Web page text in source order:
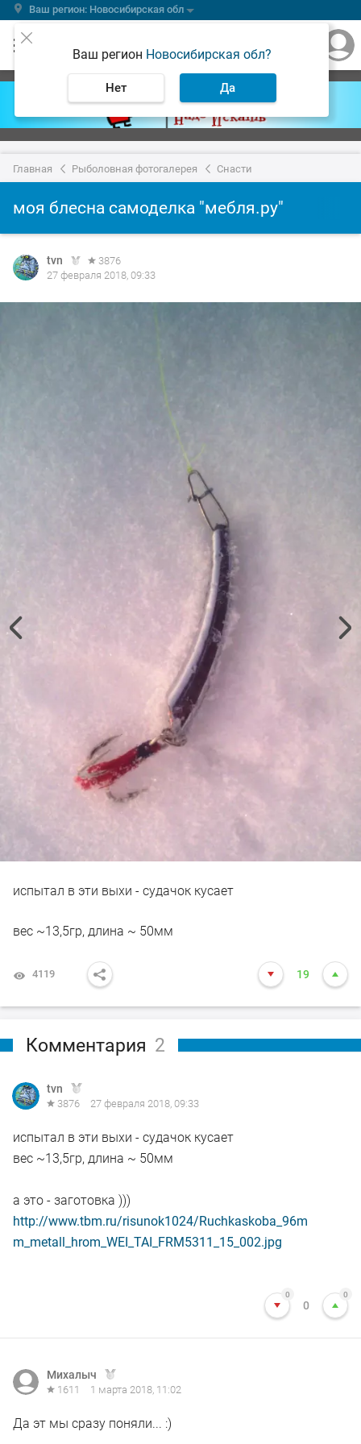
Ваш регион: Новосибирская обл
Ваш регион Новосибирская обл?
Нет Да
Главная Рыболовная фотогалерея Снасти
моя блесна самоделка "мебля.ру"
tvn
3876
27 февраля 2018, 09:33
испытал в эти выхи - судачок кусает
вес ~13,5гр, длина ~ 50мм
4119 19
Комментария 2
tvn
3876 27 февраля 2018, 09:33
испытал в эти выхи - судачок кусает
вес ~13,5гр, длина ~ 50мм
а это - заготовка )))
http://www.tbm.ru/risunok1024/Ruchkaskoba_96m
m_metall_hrom_WEI_TAI_FRM5311_15_002.jpg
0
0
0
Михалыч
1611 1 марта 2018, 11:02
Да эт мы сразу поняли... :)